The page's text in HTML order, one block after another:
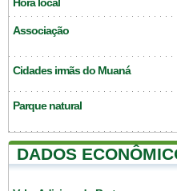
Hora local
Associação
Cidades irmãs do Muaná
Parque natural
DADOS